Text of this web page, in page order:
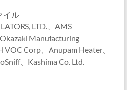
イル
LTD.、AMS
Manufacturing
VOC Corp、Anupam Heater、
、Kashima Co. Ltd.